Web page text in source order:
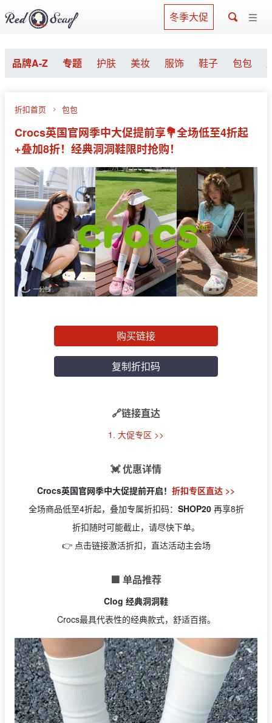
冬季大促
品牌A-Z 专题 护肤 美妆 服饰 鞋子 包包
折扣首页 包包
Crocs英国官网季中大促提前享💐全场低至4折起
+叠加8折！经典洞洞鞋限时抢购！
购买链接
复制折扣码
🔗链接直达
1. 大促专区 >>
💓 优惠详情
Crocs英国官网季中大促提前开启！ 折扣专区直达 >>
全场商品低至4折起，叠加专属折扣码： SHOP20 再享8折
折扣随时可能截止，请尽快下单。
👉 点击链接激活折扣，直达活动主会场
🟩 单品推荐
Clog 经典洞洞鞋
Crocs最具代表性的经典款式，舒适百搭。